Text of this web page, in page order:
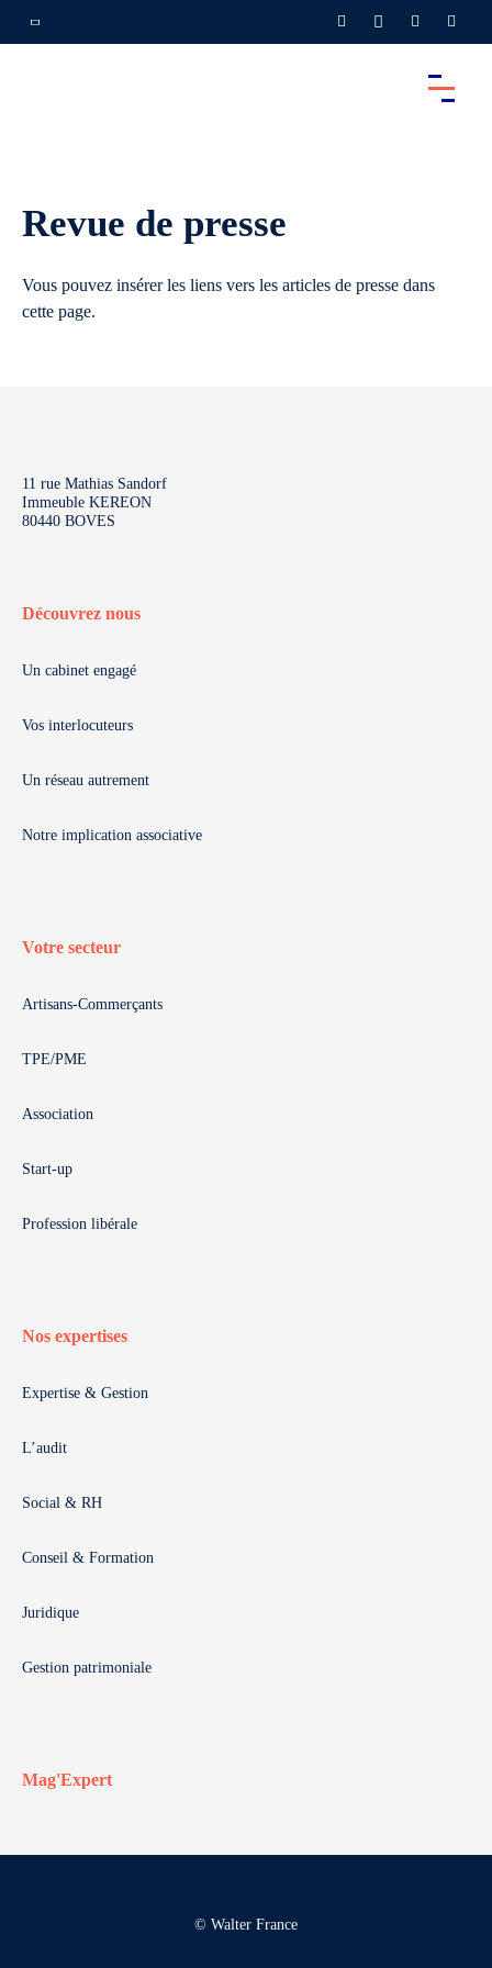
Revue de presse
Vous pouvez insérer les liens vers les articles de presse dans
cette page.
11 rue Mathias Sandorf
Immeuble KEREON
80440 BOVES
Découvrez nous
Un cabinet engagé
Vos interlocuteurs
Un réseau autrement
Notre implication associative
Votre secteur
Artisans-Commerçants
TPE/PME
Association
Start-up
Profession libérale
Nos expertises
Expertise & Gestion
L’audit
Social & RH
Conseil & Formation
Juridique
Gestion patrimoniale
Mag'Expert
© Walter France